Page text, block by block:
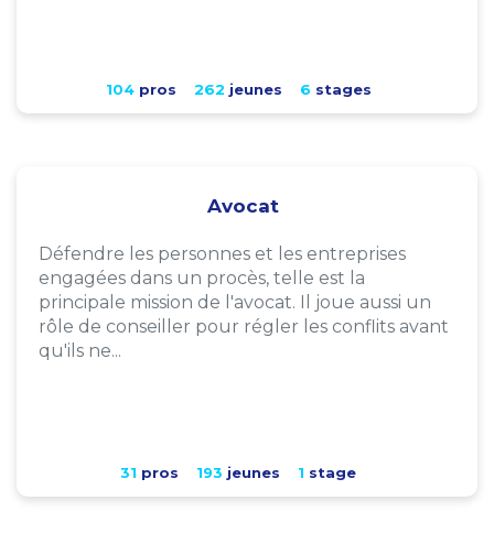
104pros 262 jeunes 6 stages
Avocat
Défendre les personnes et les entreprises
engagées dans un procès, telle est la
principale mission de l'avocat. Il joue aussi un
rôle de conseiller pour régler les conflits avant
qu'ils ne...
31 pros 193 jeunes 1 stage